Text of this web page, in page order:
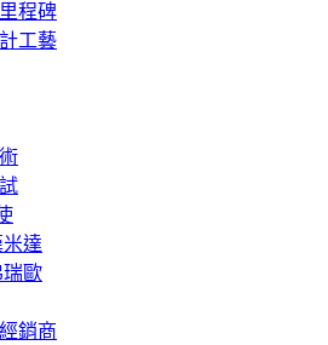
程碑
工藝
達
瑞歐
銷商